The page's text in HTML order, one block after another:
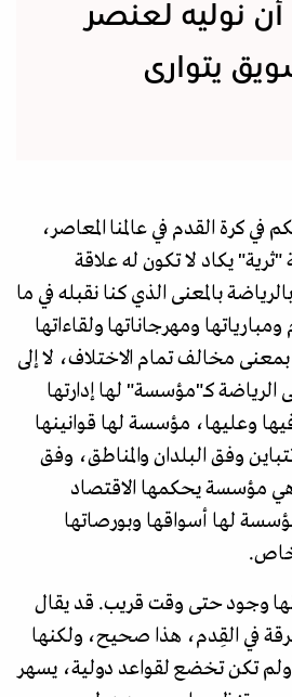
أن نوليه لعنصر
يتوارى
كرة القدم في عالمنا المعاصر،
يكاد لا تكون له علاقة
بالمعنى الذي كنا نقبله في ما
ومهرجاناتها ولقاءاتها
مخالف تمام الاختلاف، لا إلى
الرياضة كـ"مؤسسة" لها إدارتها
وعليها، مؤسسة لها قوانينها
وفق البلدان والمناطق، وفق
مؤسسة يحكمها الاقتصاد
لها أسواقها وبورصاتها
وجود حتى وقت قريب. قد يقال
في القِدم، هذا صحيح، ولكنها
تكن تخضع لقواعد دولية، يسهر